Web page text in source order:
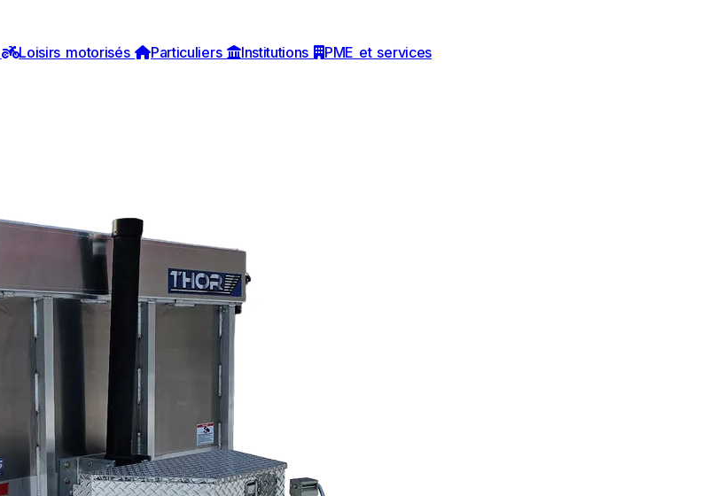
Loisirs motorisés Particuliers Institutions
PME et services